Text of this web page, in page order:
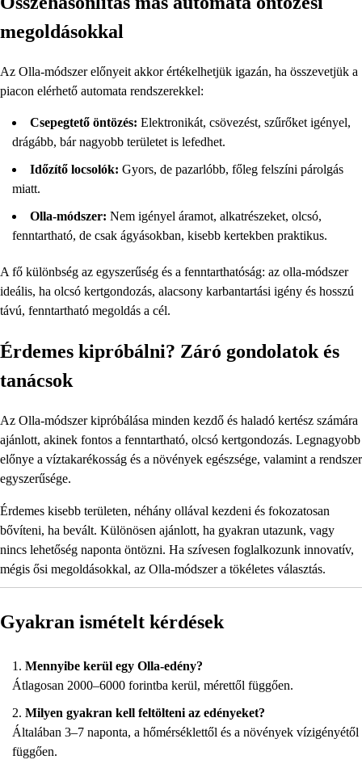
megoldásokkal
Az Olla-módszer előnyeit akkor értékelhetjük igazán, ha összevetjük a
piacon elérhető automata rendszerekkel:
Csepegtető öntözés: Elektronikát, csövezést, szűrőket igényel,
drágább, bár nagyobb területet is lefedhet.
Időzítő locsolók: Gyors, de pazarlóbb, főleg felszíni párolgás
miatt.
Olla-módszer: Nem igényel áramot, alkatrészeket, olcsó,
fenntartható, de csak ágyásokban, kisebb kertekben praktikus.
A fő különbség az egyszerűség és a fenntarthatóság: az olla-módszer
ideális, ha olcsó kertgondozás, alacsony karbantartási igény és hosszú
távú, fenntartható megoldás a cél.
Érdemes kipróbálni? Záró gondolatok és
tanácsok
Az Olla-módszer kipróbálása minden kezdő és haladó kertész számára
ajánlott, akinek fontos a fenntartható, olcsó kertgondozás. Legnagyobb
előnye a víztakarékosság és a növények egészsége, valamint a rendszer
egyszerűsége.
Érdemes kisebb területen, néhány ollával kezdeni és fokozatosan
bővíteni, ha bevált. Különösen ajánlott, ha gyakran utazunk, vagy
nincs lehetőség naponta öntözni. Ha szívesen foglalkozunk innovatív,
mégis ősi megoldásokkal, az Olla-módszer a tökéletes választás.
Gyakran ismételt kérdések
Mennyibe kerül egy Olla-edény?
Átlagosan 2000–6000 forintba kerül, mérettől függően.
Milyen gyakran kell feltölteni az edényeket?
Általában 3–7 naponta, a hőmérséklettől és a növények vízigényétől
függően.